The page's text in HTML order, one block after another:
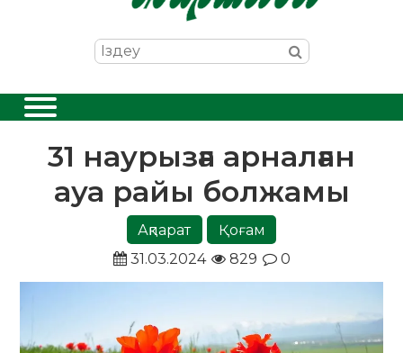
31 наурызға арналған
ауа райы болжамы
Ақпарат
Қоғам
31.03.2024
829 0